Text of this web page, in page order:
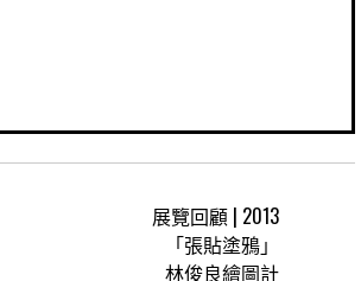
展覽回顧 | 2013
「張貼塗鴉」
林俊良繪圖計